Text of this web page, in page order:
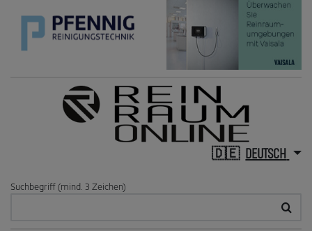
DEUTSCH
Suchbegriff (mind. 3 Zeichen)